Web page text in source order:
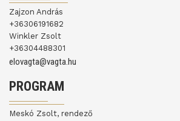
Zajzon András
+36306191682
Winkler Zsolt
+36304488301
elovagta@vagta.hu
PROGRAM
Meskó Zsolt, rendező